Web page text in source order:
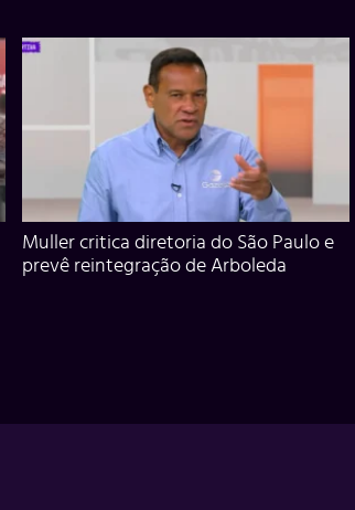
Muller critica diretoria do São Paulo e
prevê reintegração de Arboleda